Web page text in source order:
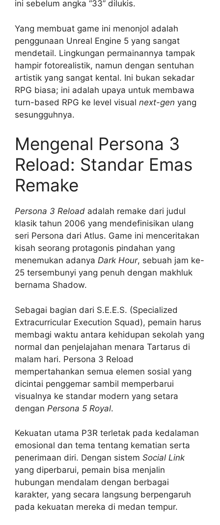
ini sebelum angka “33” dilukis.
Yang membuat game ini menonjol adalah
penggunaan Unreal Engine 5 yang sangat
mendetail. Lingkungan permainannya tampak
hampir fotorealistik, namun dengan sentuhan
artistik yang sangat kental. Ini bukan sekadar
RPG biasa; ini adalah upaya untuk membawa
turn-based RPG ke level visual next-gen yang
sesungguhnya.
Mengenal Persona 3
Reload: Standar Emas
Remake
Persona 3 Reload adalah remake dari judul
klasik tahun 2006 yang mendefinisikan ulang
seri Persona dari Atlus. Game ini menceritakan
kisah seorang protagonis pindahan yang
menemukan adanya Dark Hour, sebuah jam ke-
25 tersembunyi yang penuh dengan makhluk
bernama Shadow.
Sebagai bagian dari S.E.E.S. (Specialized
Extracurricular Execution Squad), pemain harus
membagi waktu antara kehidupan sekolah yang
normal dan penjelajahan menara Tartarus di
malam hari. Persona 3 Reload
mempertahankan semua elemen sosial yang
dicintai penggemar sambil memperbarui
visualnya ke standar modern yang setara
dengan Persona 5 Royal.
Kekuatan utama P3R terletak pada kedalaman
emosional dan tema tentang kematian serta
penerimaan diri. Dengan sistem Social Link
yang diperbarui, pemain bisa menjalin
hubungan mendalam dengan berbagai
karakter, yang secara langsung berpengaruh
pada kekuatan mereka di medan tempur.